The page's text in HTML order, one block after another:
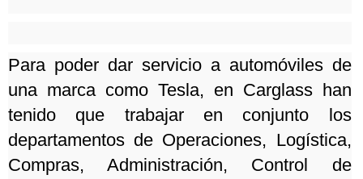
Para poder dar servicio a automóviles de
una marca como Tesla, en Carglass han
tenido que trabajar en conjunto los
departamentos de Operaciones, Logística,
Compras, Administración, Control de